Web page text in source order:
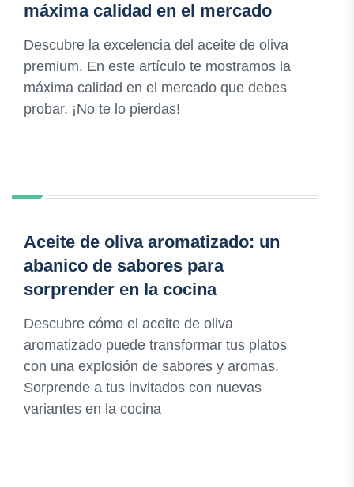
máxima calidad en el mercado
Descubre la excelencia del aceite de oliva
premium. En este artículo te mostramos la
máxima calidad en el mercado que debes
probar. ¡No te lo pierdas!
Aceite de oliva aromatizado: un
abanico de sabores para
sorprender en la cocina
Descubre cómo el aceite de oliva
aromatizado puede transformar tus platos
con una explosión de sabores y aromas.
Sorprende a tus invitados con nuevas
variantes en la cocina